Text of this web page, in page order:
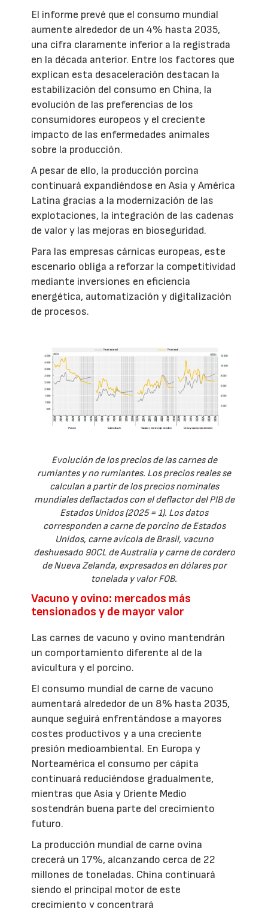
El informe prevé que el consumo mundial
aumente alrededor de un 4% hasta 2035,
una cifra claramente inferior a la registrada
en la década anterior. Entre los factores que
explican esta desaceleración destacan la
estabilización del consumo en China, la
evolución de las preferencias de los
consumidores europeos y el creciente
impacto de las enfermedades animales
sobre la producción.
A pesar de ello, la producción porcina
continuará expandiéndose en Asia y América
Latina gracias a la modernización de las
explotaciones, la integración de las cadenas
de valor y las mejoras en bioseguridad.
Para las empresas cárnicas europeas, este
escenario obliga a reforzar la competitividad
mediante inversiones en eficiencia
energética, automatización y digitalización
de procesos.
Evolución de los precios de las carnes de
rumiantes y no rumiantes. Los precios reales se
calculan a partir de los precios nominales
mundiales deflactados con el deflactor del PIB de
Estados Unidos (2025 = 1). Los datos
corresponden a carne de porcino de Estados
Unidos, carne avícola de Brasil, vacuno
deshuesado 90CL de Australia y carne de cordero
de Nueva Zelanda, expresados en dólares por
tonelada y valor FOB.
Vacuno y ovino: mercados más
tensionados y de mayor valor
Las carnes de vacuno y ovino mantendrán
un comportamiento diferente al de la
avicultura y el porcino.
El consumo mundial de carne de vacuno
aumentará alrededor de un 8% hasta 2035,
aunque seguirá enfrentándose a mayores
costes productivos y a una creciente
presión medioambiental. En Europa y
Norteamérica el consumo per cápita
continuará reduciéndose gradualmente,
mientras que Asia y Oriente Medio
sostendrán buena parte del crecimiento
futuro.
La producción mundial de carne ovina
crecerá un 17%, alcanzando cerca de 22
millones de toneladas. China continuará
siendo el principal motor de este
crecimiento y concentrará